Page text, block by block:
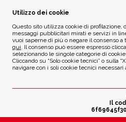
ETICA AMBIENTALE
Privacy Policy
Cookie Policy
Modifica scelte cookie
Utilizzo dei cookie
Questo sito utilizza cookie di profilazione,
messaggi pubblicitari mirati e servizi in
vuoi saperne di più o negare il consenso
qui. Il consenso può essere espresso
selezionando le singole categorie di
Cliccando su “Solo cookie tecnici” o sulla
navigare con i soli cookie tecnici
Il